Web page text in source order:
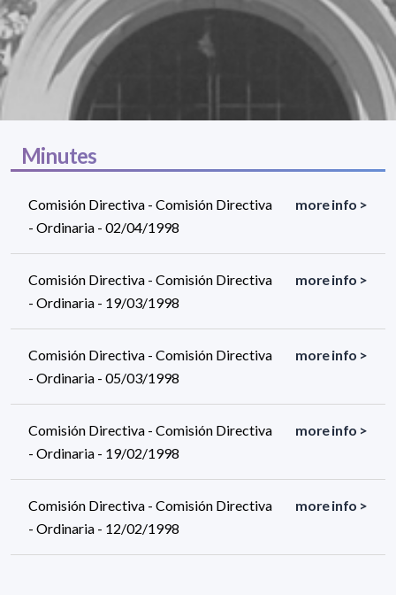
Minutes
Comisión Directiva - Comisión Directiva
- Ordinaria - 02/04/1998
more info >
Comisión Directiva - Comisión Directiva
- Ordinaria - 19/03/1998
more info >
Comisión Directiva - Comisión Directiva
- Ordinaria - 05/03/1998
more info >
Comisión Directiva - Comisión Directiva
- Ordinaria - 19/02/1998
more info >
Comisión Directiva - Comisión Directiva
- Ordinaria - 12/02/1998
more info >